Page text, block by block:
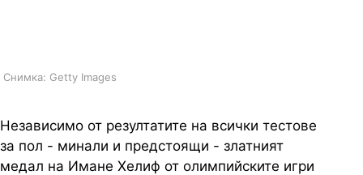
Снимка: Getty Images
Независимо от резултатите на всички тестове
за пол - минали и предстоящи - златният
медал на Имане Хелиф от олимпийските игри